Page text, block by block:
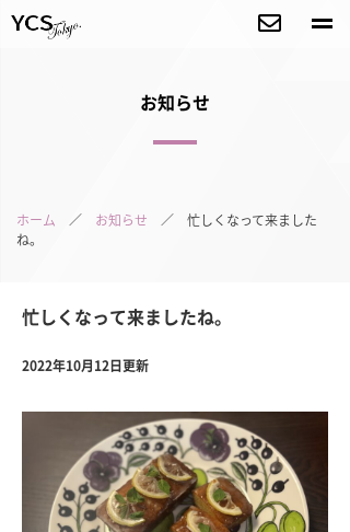
お知らせ
ホーム ／ お知らせ ／ 忙しくなって来ました
ね。
忙しくなって来ましたね。
2022年10月12日更新